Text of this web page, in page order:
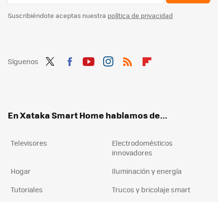
Suscribiéndote aceptas nuestra política de privacidad
Síguenos
En Xataka Smart Home hablamos de...
Televisores
Electrodomésticos
innovadores
Hogar
Iluminación y energía
Tutoriales
Trucos y bricolaje smart